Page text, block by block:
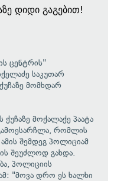
დიდი გაგებით!
ცენტრის"
საკუთარ
მომხდარ
მოქალაქე პაატა
რომლის
შემდეგ პოლიციამ
შეუძლოდ გახდა.
პოლიციის
"მოვა დრო ეს ხალხი